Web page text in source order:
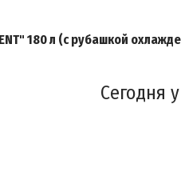
180 л (с рубашкой
Сегодня